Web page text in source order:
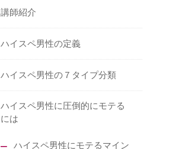
講師紹介
ハイスペ男性の定義
ハイスペ男性の７タイプ分類
ハイスペ男性に圧倒的にモテる
には
ハイスペ男性にモテるマイン